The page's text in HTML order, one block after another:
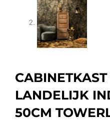
LANDELIJK
50CM